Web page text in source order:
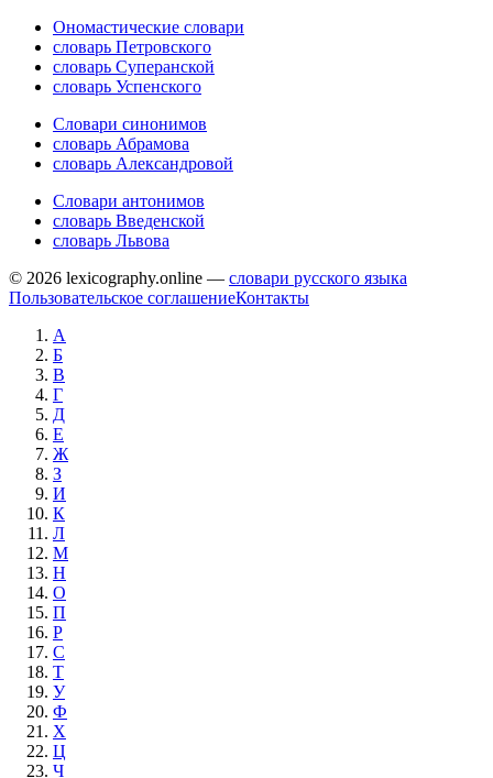
Ономастические словари
словарь Петровского
словарь Суперанской
словарь Успенского
Словари синонимов
словарь Абрамова
словарь Александровой
Словари антонимов
словарь Введенской
словарь Львова
© 2026 lexicography.online — словари русского языка
Пользовательское соглашениеКонтакты
А
Б
В
Г
Д
Е
Ж
З
И
К
Л
М
Н
О
П
Р
С
Т
У
Ф
Х
Ц
Ч